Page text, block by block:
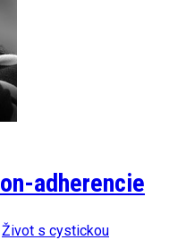
adherencie
Život s cystickou